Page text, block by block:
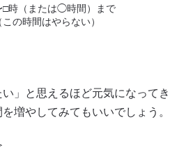
時（または◯時間）まで
の時間はやらない）
」と思えるほど元気になってき
増やしてみてもいいでしょう。